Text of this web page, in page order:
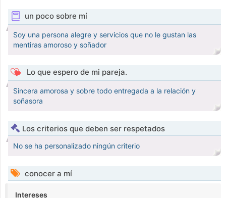
un poco sobre mí
Soy una persona alegre y servicios que no le gustan las
mentiras amoroso y soñador
Lo que espero de mi pareja.
Sincera amorosa y sobre todo entregada a la relación y
soñasora
Los criterios que deben ser respetados
No se ha personalizado ningún criterio
conocer a mí
Intereses